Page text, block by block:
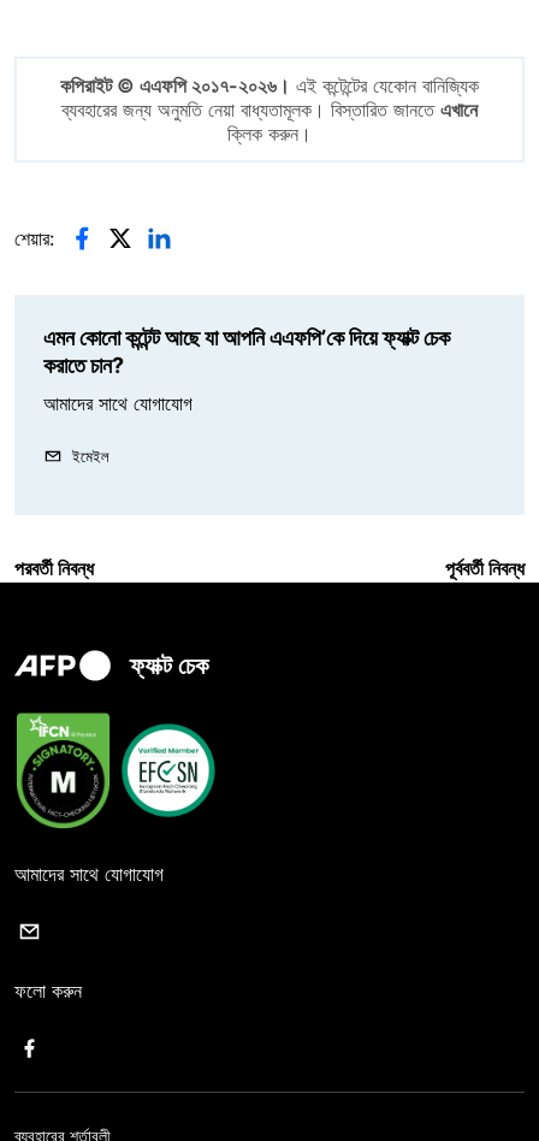
কপিরাইট © এএফপি ২০১৭-২০২৬। এই কন্টেন্টের যেকোন বানিজ্যিক
ব্যবহারের জন্য অনুমতি নেয়া বাধ্যতামূলক। বিস্তারিত জানতে এখানে
ক্লিক করুন।
শেয়ার:
এমন কোনো কন্টেন্ট আছে যা আপনি এএফপি’কে দিয়ে ফ্যাক্ট চেক
করাতে চান?
আমাদের সাথে যোগাযোগ
ইমেইল
পরবর্তী নিবন্ধ পূর্ববর্তী নিবন্ধ
ফ্যাক্ট চেক
আমাদের সাথে যোগাযোগ
ফলো করুন
ব্যবহারের শর্তাবলী